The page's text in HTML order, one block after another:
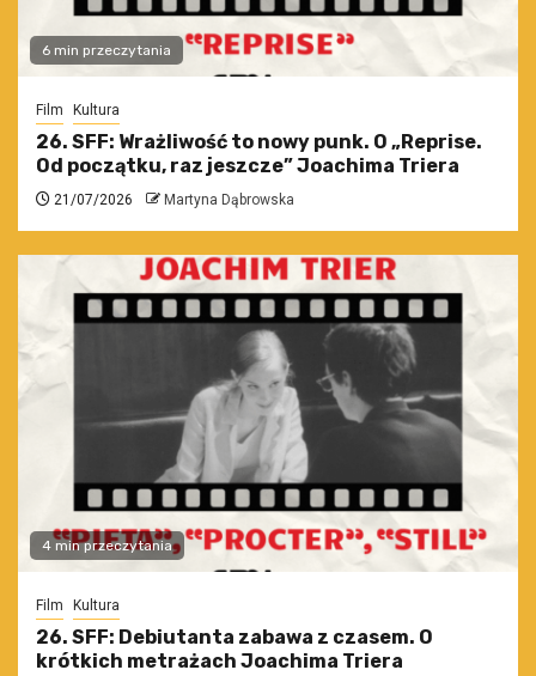
6 min przeczytania
Film Kultura
26. SFF: Wrażliwość to nowy punk. O „Reprise.
Od początku, raz jeszcze” Joachima Triera
21/07/2026 Martyna Dąbrowska
4 min przeczytania
Film Kultura
26. SFF: Debiutanta zabawa z czasem. O
krótkich metrażach Joachima Triera